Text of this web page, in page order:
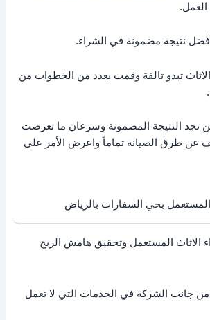
نتيجة مضمونة في الشراء.
تبدو تالفة وقمت بعدد من الخطوات من
تجد النتيجة المضمونة وسرعان ما تعرضت
عن طرق الصيانة تماماً واعرض الأمر على
بحي السفارات بالرياض
الاثاث المستعمل وتحقيق هامش الربح
من جانب الشركة في الخدمات التي لا تعمل